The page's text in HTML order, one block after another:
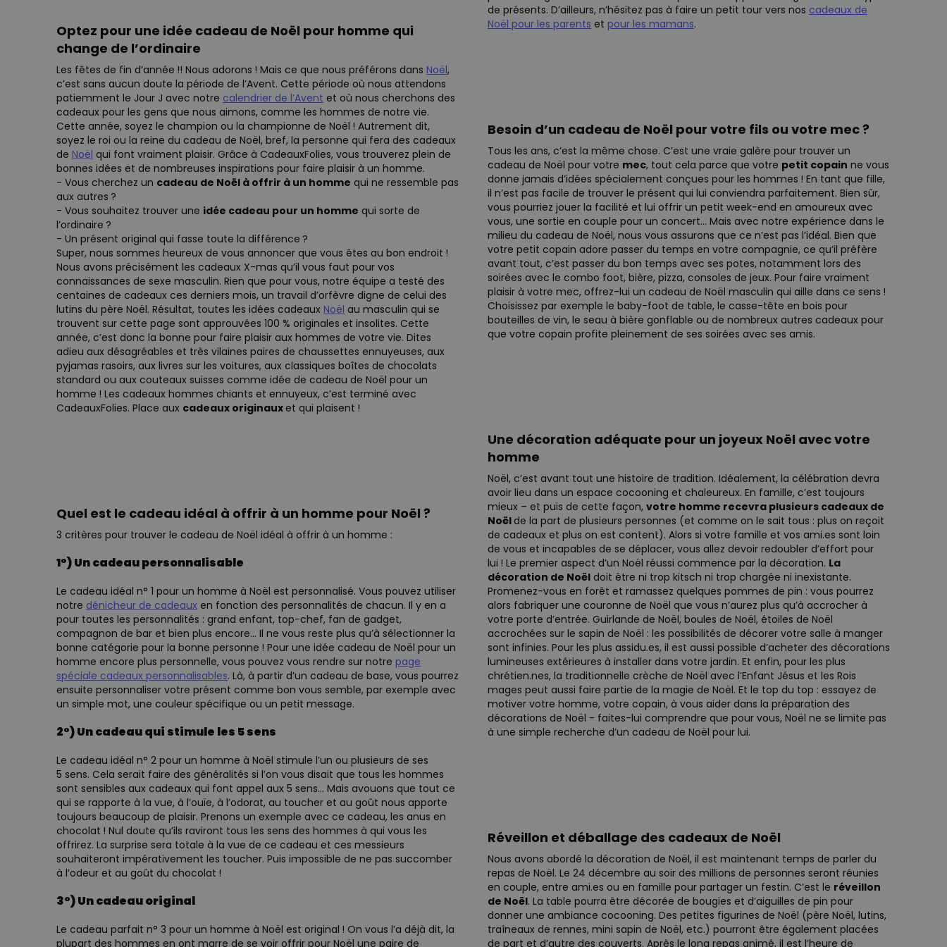
Optez pour une idée cadeau de Noël pour homme qui
change de l’ordinaire
Les fêtes de fin d’année !! Nous adorons ! Mais ce que nous préférons dans Noël,
c’est sans aucun doute la période de l’Avent. Cette période où nous attendons
patiemment le Jour J avec notre calendrier de l’Avent et où nous cherchons des
cadeaux pour les gens que nous aimons, comme les hommes de notre vie.
Cette année, soyez le champion ou la championne de Noël ! Autrement dit,
soyez le roi ou la reine du cadeau de Noël, bref, la personne qui fera des cadeaux
de Noël qui font vraiment plaisir. Grâce à CadeauxFolies, vous trouverez plein de
bonnes idées et de nombreuses inspirations pour faire plaisir à un homme.
- Vous cherchez un cadeau de Noël à offrir à un homme qui ne ressemble pas
aux autres ?
- Vous souhaitez trouver une idée cadeau pour un homme qui sorte de
l’ordinaire ?
- Un présent original qui fasse toute la différence ?
Super, nous sommes heureux de vous annoncer que vous êtes au bon endroit !
Nous avons précisément les cadeaux X-mas qu’il vous faut pour vos
connaissances de sexe masculin. Rien que pour vous, notre équipe a testé des
centaines de cadeaux ces derniers mois, un travail d’orfèvre digne de celui des
lutins du père Noël. Résultat, toutes les idées cadeaux Noël au masculin qui se
trouvent sur cette page sont approuvées 100 % originales et insolites. Cette
année, c’est donc la bonne pour faire plaisir aux hommes de votre vie. Dites
adieu aux désagréables et très vilaines paires de chaussettes ennuyeuses, aux
pyjamas rasoirs, aux livres sur les voitures, aux classiques boîtes de chocolats
standard ou aux couteaux suisses comme idée de cadeau de Noël pour un
homme ! Les cadeaux hommes chiants et ennuyeux, c’est terminé avec
CadeauxFolies. Place aux cadeaux originauxet qui plaisent !
Quel est le cadeau idéal à offrir à un homme pour Noël ?
3 critères pour trouver le cadeau de Noël idéal à offrir à un homme :
1°) Un cadeau personnalisable
Le cadeau idéal n° 1 pour un homme à Noël est personnalisé. Vous pouvez utiliser
notre dénicheur de cadeaux en fonction des personnalités de chacun. Il y en a
pour toutes les personnalités : grand enfant, top-chef, fan de gadget,
compagnon de bar et bien plus encore… Il ne vous reste plus qu’à sélectionner la
bonne catégorie pour la bonne personne ! Pour une idée cadeau de Noël pour un
homme encore plus personnelle, vous pouvez vous rendre sur notre page
spéciale cadeaux personnalisables. Là, à partir d’un cadeau de base, vous pourrez
ensuite personnaliser votre présent comme bon vous semble, par exemple avec
un simple mot, une couleur spécifique ou un petit message.
2°) Un cadeau qui stimule les 5 sens
Le cadeau idéal n° 2 pour un homme à Noël stimule l’un ou plusieurs de ses
5 sens. Cela serait faire des généralités si l’on vous disait que tous les hommes
sont sensibles aux cadeaux qui font appel aux 5 sens… Mais avouons que tout ce
qui se rapporte à la vue, à l’ouïe, à l’odorat, au toucher et au goût nous apporte
toujours beaucoup de plaisir. Prenons un exemple avec ce cadeau, les anus en
chocolat ! Nul doute qu’ils raviront tous les sens des hommes à qui vous les
offrirez. La surprise sera totale à la vue de ce cadeau et ces messieurs
souhaiteront impérativement les toucher. Puis impossible de ne pas succomber
à l’odeur et au goût du chocolat !
3°) Un cadeau original
Le cadeau parfait n° 3 pour un homme à Noël est original ! On vous l’a déjà dit, la
plupart des hommes en ont marre de se voir offrir pour Noël une paire de
de présents. D’ailleurs, n’hésitez pas à faire un petit tour vers nos cadeaux de
Noël pour les parents et pour les mamans.
Besoin d’un cadeau de Noël pour votre fils ou votre mec ?
Tous les ans, c’est la même chose. C’est une vraie galère pour trouver un
cadeau de Noël pour votre mec, tout cela parce que votre petit copain ne vous
donne jamais d’idées spécialement conçues pour les hommes ! En tant que fille,
il n’est pas facile de trouver le présent qui lui conviendra parfaitement. Bien sûr,
vous pourriez jouer la facilité et lui offrir un petit week-end en amoureux avec
vous, une sortie en couple pour un concert… Mais avec notre expérience dans le
milieu du cadeau de Noël, nous vous assurons que ce n’est pas l’idéal. Bien que
votre petit copain adore passer du temps en votre compagnie, ce qu’il préfère
avant tout, c’est passer du bon temps avec ses potes, notamment lors des
soirées avec le combo foot, bière, pizza, consoles de jeux. Pour faire vraiment
plaisir à votre mec, offrez-lui un cadeau de Noël masculin qui aille dans ce sens !
Choisissez par exemple le baby-foot de table, le casse-tête en bois pour
bouteilles de vin, le seau à bière gonflable ou de nombreux autres cadeaux pour
que votre copain profite pleinement de ses soirées avec ses amis.
Une décoration adéquate pour un joyeux Noël avec votre
homme
Noël, c’est avant tout une histoire de tradition. Idéalement, la célébration devra
avoir lieu dans un espace cocooning et chaleureux. En famille, c’est toujours
mieux – et puis de cette façon, votre homme recevra plusieurs cadeaux de
Noëlde la part de plusieurs personnes (et comme on le sait tous : plus on reçoit
de cadeaux et plus on est content). Alors si votre famille et vos ami.es sont loin
de vous et incapables de se déplacer, vous allez devoir redoubler d’effort pour
lui ! Le premier aspect d’un Noël réussi commence par la décoration. La
décoration de Noël doit être ni trop kitsch ni trop chargée ni inexistante.
Promenez-vous en forêt et ramassez quelques pommes de pin : vous pourrez
alors fabriquer une couronne de Noël que vous n’aurez plus qu’à accrocher à
votre porte d’entrée. Guirlande de Noël, boules de Noël, étoiles de Noël
accrochées sur le sapin de Noël : les possibilités de décorer votre salle à manger
sont infinies. Pour les plus assidu.es, il est aussi possible d’acheter des décorations
lumineuses extérieures à installer dans votre jardin. Et enfin, pour les plus
chrétien.nes, la traditionnelle crèche de Noël avec l’Enfant Jésus et les Rois
mages peut aussi faire partie de la magie de Noël. Et le top du top : essayez de
motiver votre homme, votre copain, à vous aider dans la préparation des
décorations de Noël - faites-lui comprendre que pour vous, Noël ne se limite pas
à une simple recherche d’un cadeau de Noël pour lui.
Réveillon et déballage des cadeaux de Noël
Nous avons abordé la décoration de Noël, il est maintenant temps de parler du
repas de Noël. Le 24 décembre au soir des millions de personnes seront réunies
en couple, entre ami.es ou en famille pour partager un festin. C’est le réveillon
de Noël. La table pourra être décorée de bougies et d’aiguilles de pin pour
donner une ambiance cocooning. Des petites figurines de Noël (père Noël, lutins,
traîneaux de rennes, mini sapin de Noël, etc.) pourront être également placées
de part et d’autre des couverts. Après le long repas animé, il est l’heure de